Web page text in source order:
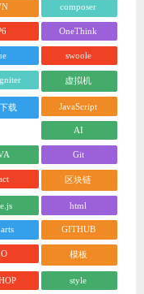
composer
OneThink
swoole
虚拟机
载 JavaScript
AI
Git
区块链
html
GITHUB
模板
style